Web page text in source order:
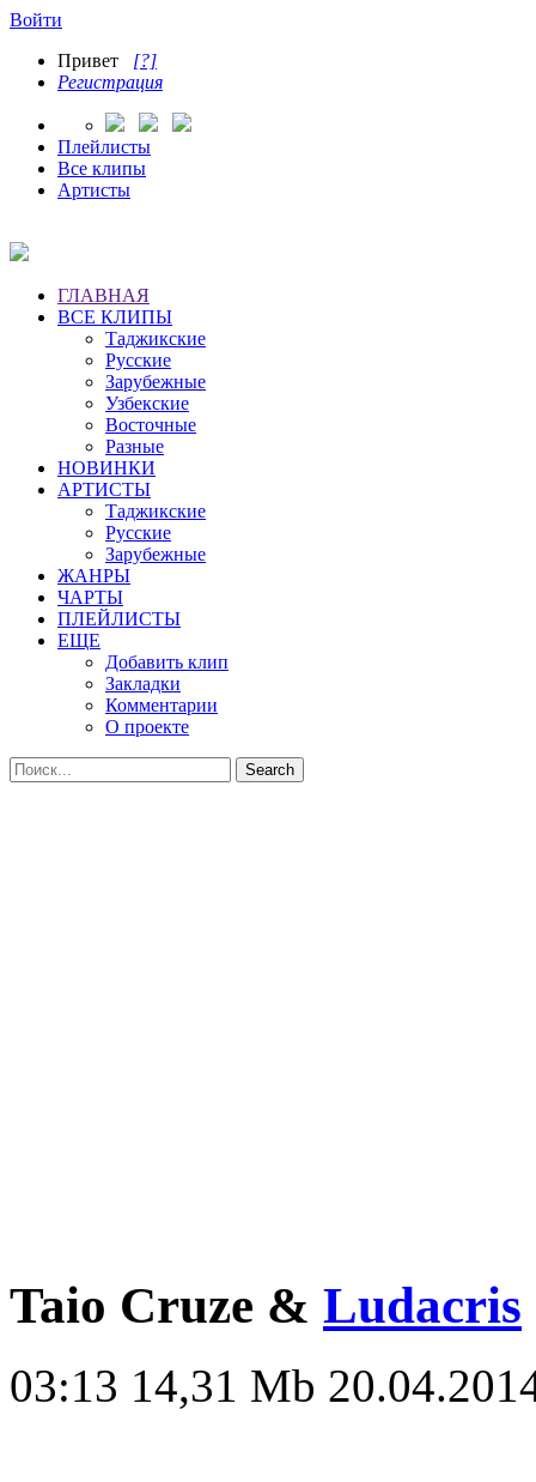
Войти
Привет [?]
Регистрация
Плейлисты
Все клипы
Артисты
ГЛАВНАЯ
ВСЕ КЛИПЫ
Таджикские
Русские
Зарубежные
Узбекские
Восточные
Разные
НОВИНКИ
АРТИСТЫ
Таджикские
Русские
Зарубежные
ЖАНРЫ
ЧАРТЫ
ПЛЕЙЛИСТЫ
ЕЩЕ
Добавить клип
Закладки
Комментарии
О проекте
Taio Cruze & Ludacris
03:13 14,31 Mb